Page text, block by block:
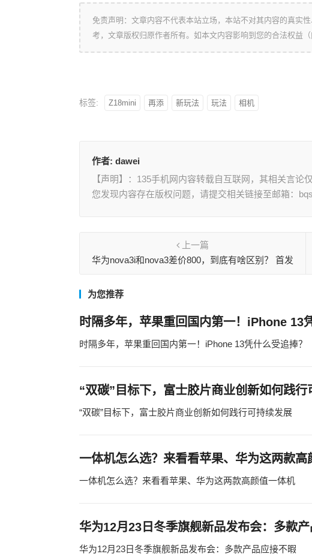
免责声明：文章内容不代表本站立场，本站不对其内容的真实
考，文章版权归原作者所有。如本文内容影响到您的合法权益
标签: Z18mini 再添 新玩法 玩法 相机
作者: dawei
【声明】：135手机网内容转载自互联网，其相关言
您发现内容存在版权问题，请提交相关链接至邮箱：
上一篇
华为nova3i和nova3差价800，到底有啥区别？ 首发
为您推荐
时隔多年，苹果重回国内第一！iPhone 13
时隔多年，苹果重回国内第一！iPhone 13凭什么受追捧？
“双碳”目标下，富士胶片商业创新如何践行
“双碳”目标下，富士胶片商业创新如何践行可持续发展
一体机怎么选？来看看苹果、华为这两款高
一体机怎么选？来看看苹果、华为这两款高颜值一体机
华为12月23日冬季旗舰新品发布会：多款
华为12月23日冬季旗舰新品发布会：多款产品应接不暇